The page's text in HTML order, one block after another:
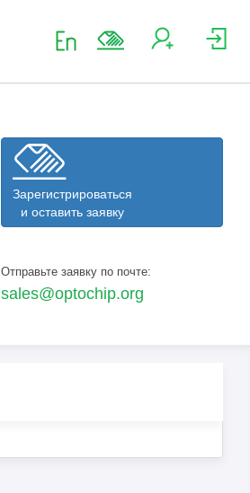
Зарегистрироваться
и оставить заявку
Отправьте заявку по почте:
sales@optochip.org